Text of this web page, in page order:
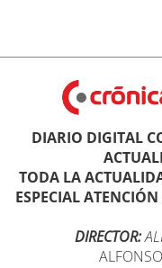
DIARIO DIGITAL
TODA LA
ESPECIAL
DIRECTOR: